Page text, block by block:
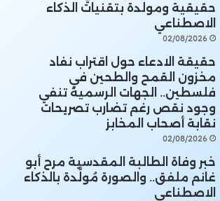
حقيقية ومولدة بتقنيات الذكاء
الاصطناعي
02/08/2026
حقيقة الادعاء حول اقتراب نفاد
مخزون القمح والطحين في
فلسطين.. الجهات الرسمية تنفي
وجود نقص رغم تضارب تصريحات
نقابة أصحاب المخابز
02/08/2026
خبر وفاة الطالبة المقدسية مرح أبو
غانم ملفق.. والصورة مُولَّدة بالذكاء
الاصطناعي